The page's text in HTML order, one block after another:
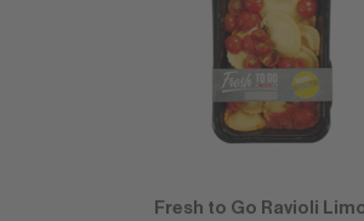
Fresh to Go Ravioli